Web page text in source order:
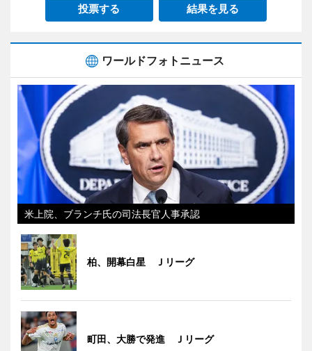
投票する 結果を見る
ワールドフォトニュース
米上院、ブランチ氏の司法長官人事承認
柏、開幕白星 Ｊリーグ
町田、大勝で発進 Ｊリーグ